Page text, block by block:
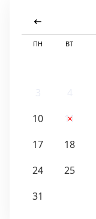
ПН ВТ
10
11
17
18
24
25
31